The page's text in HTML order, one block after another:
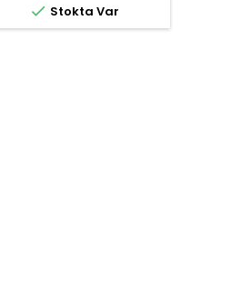
 Stokta Var